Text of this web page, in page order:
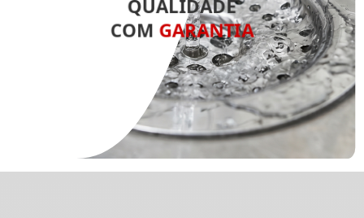
QUALIDADE
COM GARANTIA